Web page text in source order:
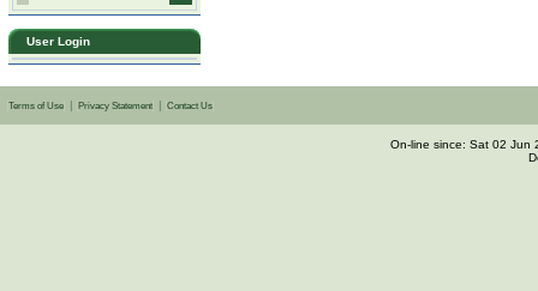
User Login
Terms of Use | Privacy Statement | Contact Us
On-line since: Sat 02